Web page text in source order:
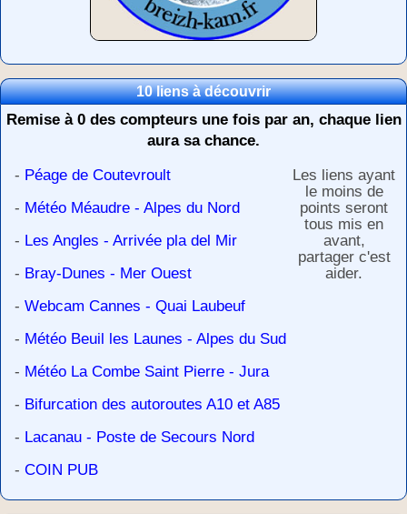
10 liens à découvrir
Remise à 0 des compteurs une fois par an, chaque lien
aura sa chance.
- Péage de Coutevroult
- Météo Méaudre - Alpes du Nord
- Les Angles - Arrivée pla del Mir
- Bray-Dunes - Mer Ouest
- Webcam Cannes - Quai Laubeuf
- Météo Beuil les Launes - Alpes du Sud
- Météo La Combe Saint Pierre - Jura
- Bifurcation des autoroutes A10 et A85
- Lacanau - Poste de Secours Nord
- COIN PUB
Les liens ayant
le moins de
points seront
tous mis en
avant,
partager c'est
aider.